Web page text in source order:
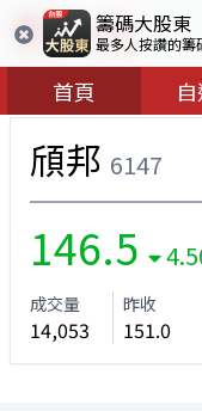
籌碼大股東
最多人按讚的籌
首頁
頎邦 6147
146.5
成交量
14,053
昨收
151.0